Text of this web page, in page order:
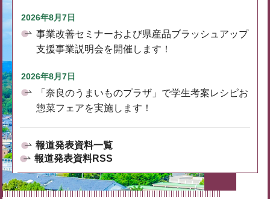
2026年8月7日
事業改善セミナーおよび県産品ブラッシュアップ
支援事業説明会を開催します！
2026年8月7日
「奈良のうまいものプラザ」で学生考案レシピお
惣菜フェアを実施します！
報道発表資料一覧
報道発表資料RSS